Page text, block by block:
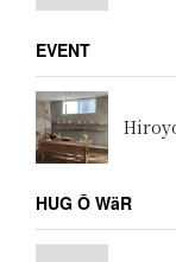
EVENT
HUG Ō WäR